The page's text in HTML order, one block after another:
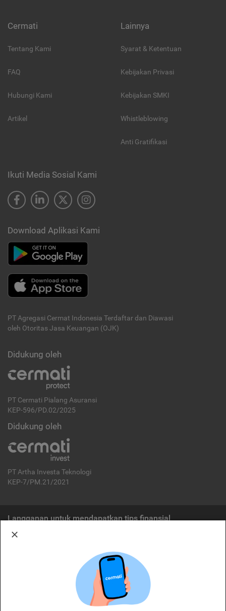
Cermati
Tentang Kami
FAQ
Hubungi Kami
Artikel
Lainnya
Syarat & Ketentuan
Kebijakan Privasi
Kebijakan SMKI
Whistleblowing
Anti Gratifikasi
Ikuti Media Sosial Kami
Download Aplikasi Kami
PT Agregasi Cermat Indonesia Terdaftar dan Diawasi
oleh Otoritas Jasa Keuangan (OJK)
Didukung oleh
PT Cermati Pialang Asuransi
KEP-596/PD.02/2025
Didukung oleh
PT Artha Investa Teknologi
KEP-7/PM.21/2021
Langganan untuk mendapatkan tips finansial
Cermati merupakan penyelenggara agregasi jasa keuangan yang terdaftar di
OJK. Oleh karena itu, produk dan/atau layanan jasa keuangan yang
ditawarkan bukan merupakan produk dan/atau layanan jasa keuangan yang
diterbitkan oleh Cermati dan Cermati tidak bertanggung jawab atas tuntutan